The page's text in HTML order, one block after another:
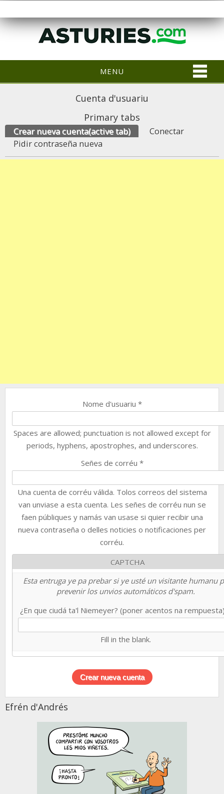
MENU
Cuenta d'usuariu
Primary tabs
Crear nueva cuenta(active tab)
Conectar
Pidir contraseña nueva
Nome d'usuariu *
Spaces are allowed; punctuation is not allowed except for
periods, hyphens, apostrophes, and underscores.
Señes de corréu *
Una cuenta de corréu válida. Tolos correos del sistema
van unviase a esta cuenta. Les señes de corréu nun se
faen públiques y namás van usase si quier recibir una
nueva contraseña o delles noticies o notificaciones per
corréu.
CAPTCHA
Esta entruga ye pa prebar si ye usté un visitante humanu
prevenir los unvios automáticos d'spam.
¿En que ciudá ta'l Niemeyer? (poner acentos na
Fill in the blank.
Efrén d'Andrés